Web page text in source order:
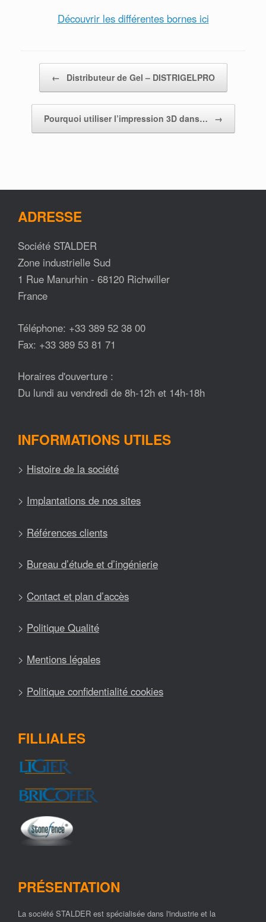
Découvrir les différentes bornes ici
POST NAVIGATION
← Distributeur de Gel – DISTRIGELPRO
Pourquoi utiliser l’impression 3D dans… →
ADRESSE
Société STALDER
Zone industrielle Sud
1 Rue Manurhin - 68120 Richwiller
France
Téléphone: +33 389 52 38 00
Fax: +33 389 53 81 71
Horaires d'ouverture :
Du lundi au vendredi de 8h-12h et 14h-18h
INFORMATIONS UTILES
> Histoire de la société
> Implantations de nos sites
> Références clients
> Bureau d’étude et d’ingénierie
> Contact et plan d’accès
> Politique Qualité
> Mentions légales
> Politique confidentialité cookies
FILLIALES
PRÉSENTATION
La société STALDER est spécialisée dans l'industrie et la